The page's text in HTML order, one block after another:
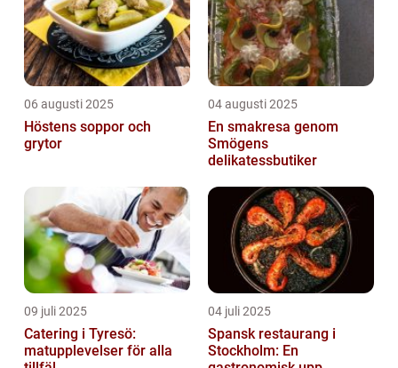
06 augusti 2025
Höstens soppor och
grytor
04 augusti 2025
En smakresa genom
Smögens
delikatessbutiker
09 juli 2025
Catering i Tyresö:
matupplevelser för alla
04 juli 2025
Spansk restaurang i
Stockholm: En